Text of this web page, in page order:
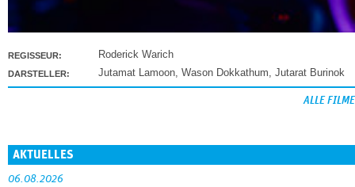
REGISSEUR: Roderick Warich
DARSTELLER: Jutamat Lamoon Wason Dokkathum Jutarat Burinok
ALLE FILME
AKTUELLES
06.08.2026